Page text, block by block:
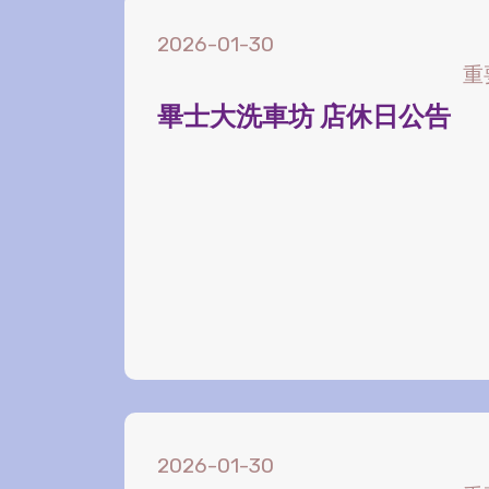
2026-01-30
重
畢士大洗車坊 店休日公告
2026-01-30